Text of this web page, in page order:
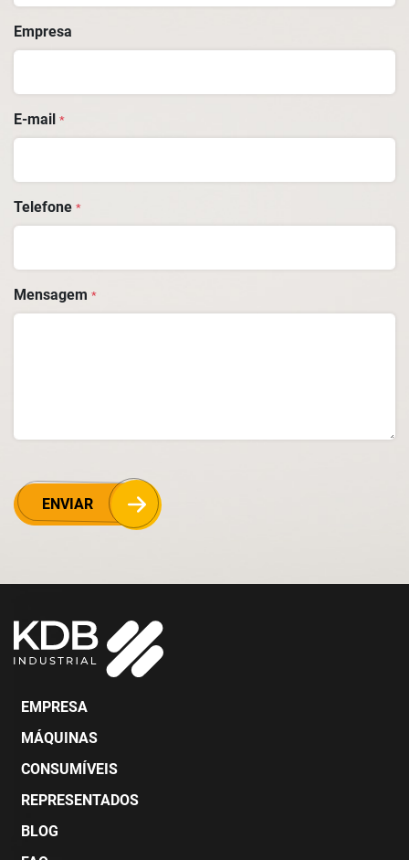
Empresa
E-mail *
Telefone *
Mensagem *
ENVIAR
EMPRESA
MÁQUINAS
CONSUMÍVEIS
REPRESENTADOS
BLOG